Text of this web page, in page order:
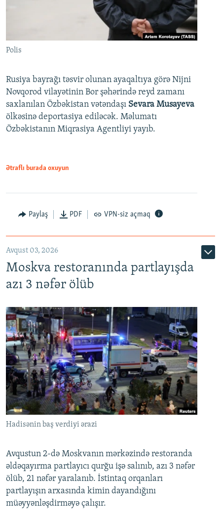
Polis
Rusiya bayrağı təsvir olunan ayaqaltıya görə Nijni
Novqorod vilayətinin Bor şəhərində reyd zamanı
saxlanılan Özbəkistan vətəndaşı Sevara Musayeva
ölkəsinə deportasiya ediləcək. Məlumatı
Özbəkistanın Miqrasiya Agentliyi yayıb.
Ətraflı burada oxuyun
Paylaş PDF VPN-siz açmaq
Avqust 03, 2026
Moskva restoranında partlayışda
azı 3 nəfər ölüb
Hadisənin baş verdiyi ərazi
Avqustun 2-də Moskvanın mərkəzində restoranda
əldəqayırma partlayıcı qurğu işə salınıb, azı 3 nəfər
ölüb, 21 nəfər yaralanıb. İstintaq orqanları
partlayışın arxasında kimin dayandığını
müəyyənləşdirməyə çalışır.